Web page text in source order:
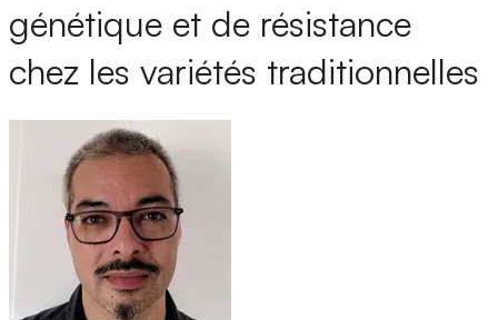
génétique et de résistance
chez les variétés traditionnelles